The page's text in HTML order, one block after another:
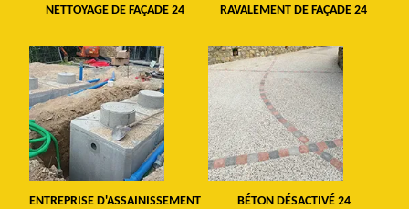
NETTOYAGE DE FAÇADE 24 RAVALEMENT DE FAÇADE 24
ENTREPRISE D'ASSAINISSEMENT BÉTON DÉSACTIVÉ 24